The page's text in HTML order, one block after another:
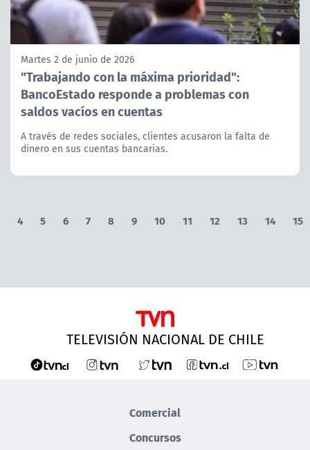
Martes 2 de junio de 2026
"Trabajando con la máxima prioridad":
BancoEstado responde a problemas con
saldos vacíos en cuentas
A través de redes sociales, clientes acusaron la falta de
dinero en sus cuentas bancarias.
4 5 6 7 8 9 10 11 12 13 14 15
TELEVISIÓN NACIONAL DE CHILE
Comercial
Concursos